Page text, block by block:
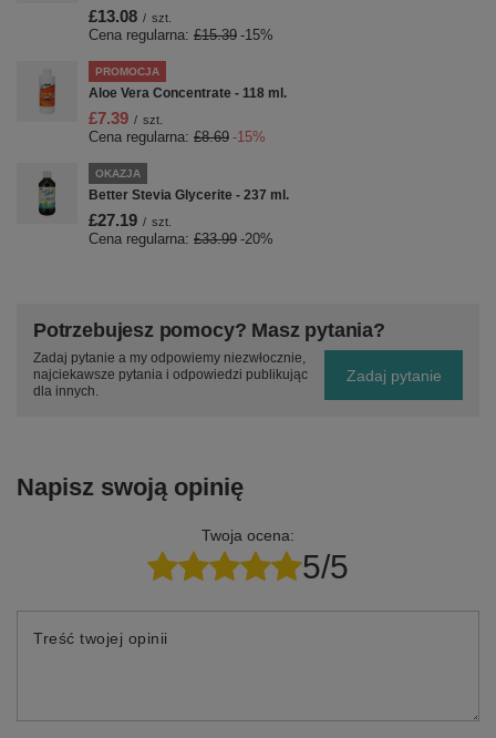
£13.08 / szt.
Cena regularna: £15.39 -15%
PROMOCJA
Aloe Vera Concentrate - 118 ml.
£7.39 / szt.
Cena regularna: £8.69 -15%
OKAZJA
Better Stevia Glycerite - 237 ml.
£27.19 / szt.
Cena regularna: £33.99 -20%
Potrzebujesz pomocy? Masz pytania?
Zadaj pytanie a my odpowiemy niezwłocznie,
najciekawsze pytania i odpowiedzi publikując
dla innych.
Zadaj pytanie
Napisz swoją opinię
Twoja ocena:
5/5
Treść twojej opinii